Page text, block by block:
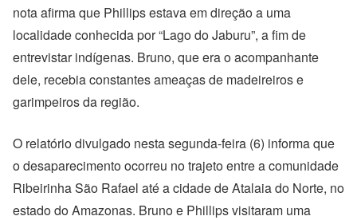
nota afirma que Phillips estava em direção a uma
localidade conhecida por “Lago do Jaburu”, a fim de
entrevistar indígenas. Bruno, que era o acompanhante
dele, recebia constantes ameaças de madeireiros e
garimpeiros da região.
O relatório divulgado nesta segunda-feira (6) informa que
o desaparecimento ocorreu no trajeto entre a comunidade
Ribeirinha São Rafael até a cidade de Atalaia do Norte, no
estado do Amazonas. Bruno e Phillips visitaram uma